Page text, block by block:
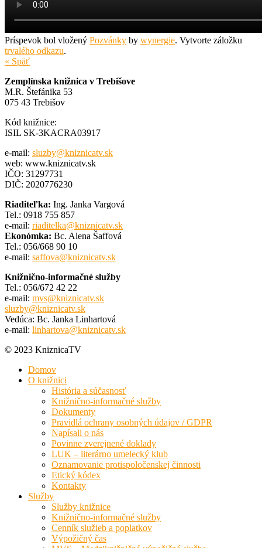
Príspevok bol vložený Pozvánky by wynergie. Vytvorte záložku
trvalého odkazu.
« Späť
Zemplínska knižnica v Trebišove
M.R. Štefánika 53
075 43 Trebišov
Kód knižnice:
ISIL SK-3KACRA03917
e-mail: sluzby@kniznicatv.sk
web: www.kniznicatv.sk
IČO: 31297731
DIČ: 2020776230
Riaditeľka: Ing. Janka Vargová
Tel.: 0918 755 857
e-mail: riaditelka@kniznicatv.sk
Ekonómka: Bc. Alena Šaffová
Tel.: 056/668 90 10
e-mail: saffova@kniznicatv.sk
Knižnično-informačné služby
Tel.: 056/672 42 22
e-mail: mvs@kniznicatv.sk
sluzby@kniznicatv.sk
Vedúca: Bc. Janka Linhartová
e-mail: linhartova@kniznicatv.sk
© 2023 KniznicaTV
Domov
O knižnici
História a súčasnosť
Knižnično-informačné služby
Dokumenty
Pravidlá ochrany osobných údajov / GDPR
Napísali o nás
Povinne zverejnené doklady
LUK – literárno umelecký klub
Oznamovanie protispoločenskej činnosti
Etický kódex
Kontakty
Služby
Služby knižnice
Knižnično-informačné služby
Cenník služieb a poplatkov
Výpožičný čas